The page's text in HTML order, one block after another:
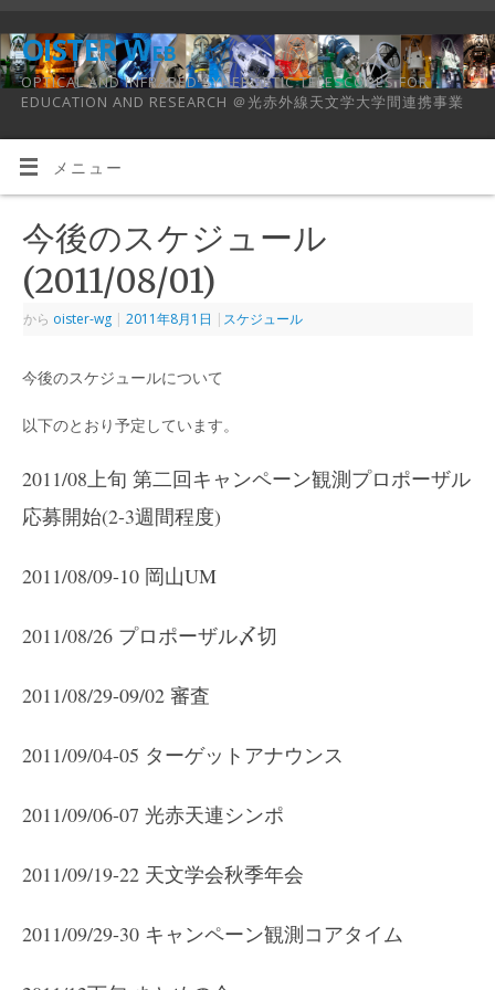
OISTER Web
OPTICAL AND INFRARED SYNERGETIC TELESCOPES FOR
EDUCATION AND RESEARCH ＠光赤外線天文学大学間連携事業
メニュー
今後のスケジュール
(2011/08/01)
から oister-wg | 2011年8月1日 | スケジュール
今後のスケジュールについて
以下のとおり予定しています。
2011/08上旬 第二回キャンペーン観測プロポーザル
応募開始(2-3週間程度)
2011/08/09-10 岡山UM
2011/08/26 プロポーザル〆切
2011/08/29-09/02 審査
2011/09/04-05 ターゲットアナウンス
2011/09/06-07 光赤天連シンポ
2011/09/19-22 天文学会秋季年会
2011/09/29-30 キャンペーン観測コアタイム